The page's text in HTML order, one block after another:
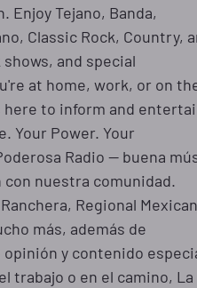
Enjoy Tejano, Banda,
Classic Rock, Country,
and special
at home, work, or on
here to inform and
Your Power. Your
Radio — buena
nuestra comunidad.
Regional
más, además de
y contenido
trabajo o en el camino, La